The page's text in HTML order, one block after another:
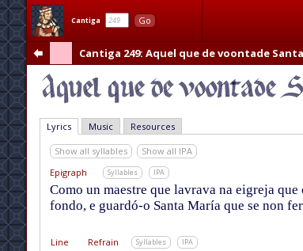
Cantiga Go
Cantiga 249: Aquel que de voontade
Lyrics Music Resources
Show all syllables
Show all IPA
Epigraph
Syllables IPA
Como un maestre que lavrava na eigreja
fondo, e guardó-o Santa María que se non
Line Refrain Syllables IPA